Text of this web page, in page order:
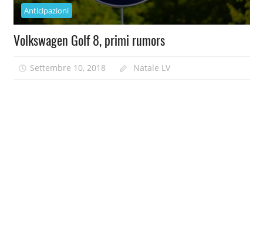
Anticipazioni
Volkswagen Golf 8, primi rumors
Settembre 10, 2018 Natale LV